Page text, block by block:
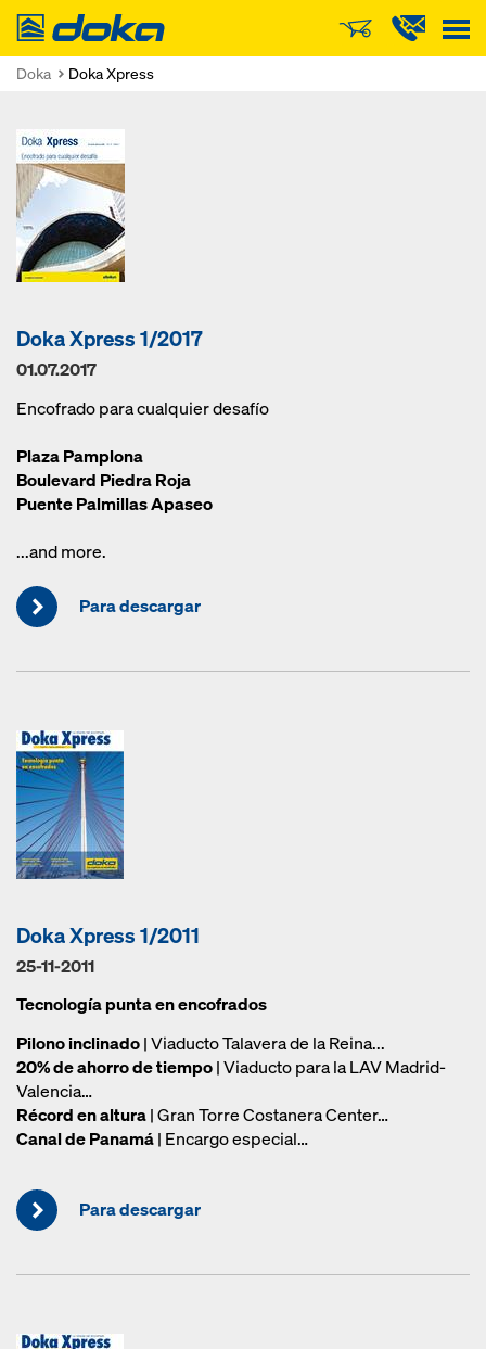
Doka
Doka Doka Xpress
Doka Xpress 1/2017
01.07.2017
Encofrado para cualquier desafío
Plaza Pamplona
Boulevard Piedra Roja
Puente Palmillas Apaseo
...and more.
Para descargar
Doka Xpress 1/2011
25-11-2011
Tecnología punta en encofrados
Pilono inclinado| Viaducto Talavera de la Reina...
20% de ahorro de tiempo| Viaducto para la LAV Madrid-
Valencia…
Récord en altura| Gran Torre Costanera Center…
Canal de Panamá| Encargo especial…
Para descargar